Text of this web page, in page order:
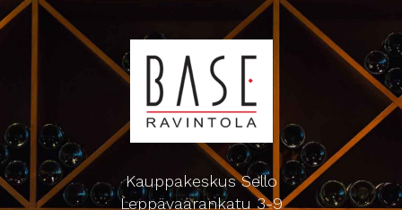
Kauppakeskus Sello
Leppävaarankatu 3-9